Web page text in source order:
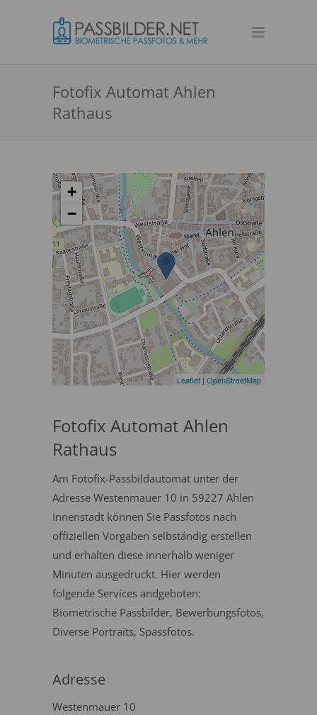
Fotofix Automat Ahlen
Rathaus
+
−
Leaflet | OpenStreetMap
Fotofix Automat Ahlen
Rathaus
Am Fotofix-Passbildautomat unter der
Adresse Westenmauer 10 in 59227 Ahlen
Innenstadt können Sie Passfotos nach
offiziellen Vorgaben selbständig erstellen
und erhalten diese innerhalb weniger
Minuten ausgedruckt. Hier werden
folgende Services andgeboten:
Biometrische Passbilder, Bewerbungsfotos,
Diverse Portraits, Spassfotos.
Adresse
Westenmauer 10